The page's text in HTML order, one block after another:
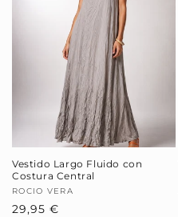
Vestido Largo Fluido con
Costura Central
Proveedor:
ROCIO VERA
Precio
29,95 €